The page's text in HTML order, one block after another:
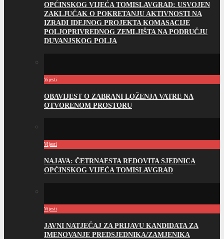
OPĆINSKOG VIJEĆA TOMISLAVGRAD: USVOJEN
ZAKLJUČAK O POKRETANJU AKTIVNOSTI NA
IZRADI IDEJNOG PROJEKTA KOMASACIJE
POLJOPRIVREDNOG ZEMLJIŠTA NA PODRUČJU
DUVANJSKOG POLJA
Vijesti
OBAVIJEST O ZABRANI LOŽENJA VATRE NA
OTVORENOM PROSTORU
Vijesti
NAJAVA: ČETRNAESTA REDOVITA SJEDNICA
OPĆINSKOG VIJEĆA TOMISLAVGRAD
Vijesti
JAVNI NATJEČAJ ZA PRIJAVU KANDIDATA ZA
IMENOVANJE PREDSJEDNIKA/ZAMJENIKA